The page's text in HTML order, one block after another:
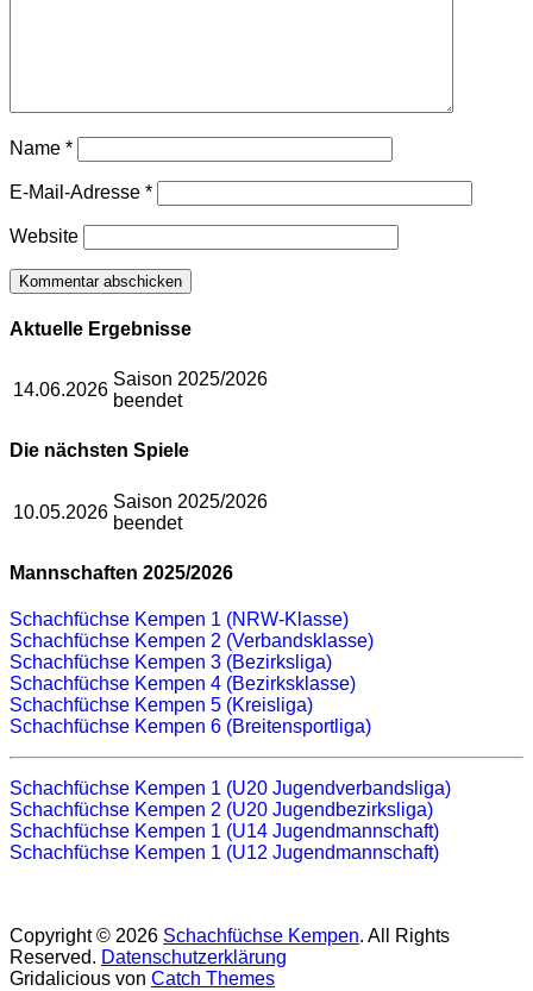
Name *
E-Mail-Adresse *
Website
Aktuelle Ergebnisse
14.06.2026
Saison 2025/2026
beendet
Die nächsten Spiele
10.05.2026
Saison 2025/2026
beendet
Mannschaften 2025/2026
Schachfüchse Kempen 1 (NRW-Klasse)
Schachfüchse Kempen 2 (Verbandsklasse)
Schachfüchse Kempen 3 (Bezirksliga)
Schachfüchse Kempen 4 (Bezirksklasse)
Schachfüchse Kempen 5 (Kreisliga)
Schachfüchse Kempen 6 (Breitensportliga)
Schachfüchse Kempen 1 (U20 Jugendverbandsliga)
Schachfüchse Kempen 2 (U20 Jugendbezirksliga)
Schachfüchse Kempen 1 (U14 Jugendmannschaft)
Schachfüchse Kempen 1 (U12 Jugendmannschaft)
Copyright © 2026 Schachfüchse Kempen. All Rights
Reserved. Datenschutzerklärung
Gridalicious von Catch Themes